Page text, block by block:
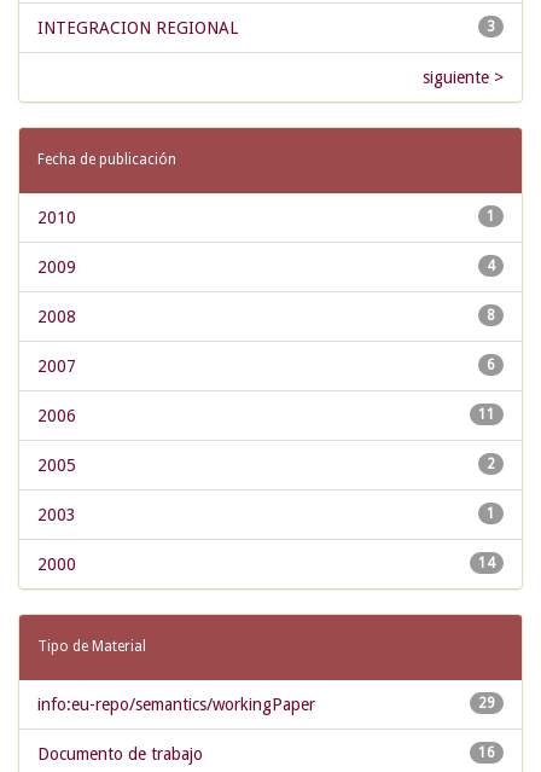
3
INTEGRACION REGIONAL
siguiente >
Fecha de publicación
1
2010
4
2009
8
2008
6
2007
11
2006
2
2005
1
2003
14
2000
Tipo de Material
29
info:eu-repo/semantics/workingPaper
16
Documento de trabajo